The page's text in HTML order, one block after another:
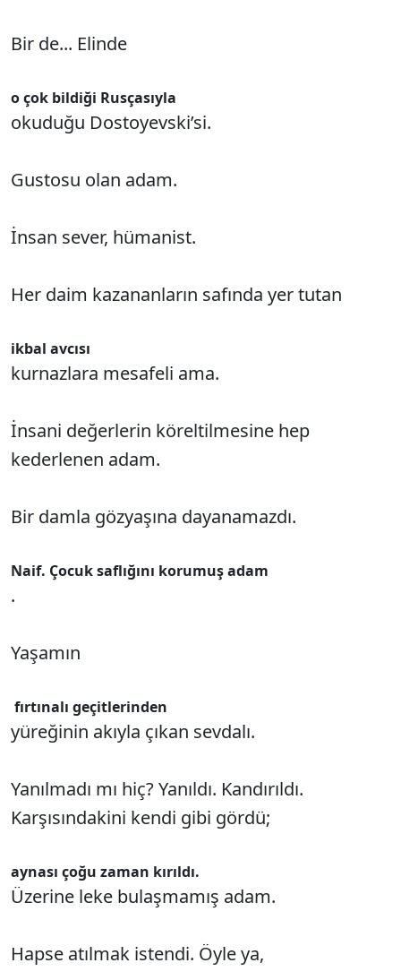
Bir de... Elinde
o çok bildiği Rusçasıyla
okuduğu Dostoyevski’si.
Gustosu olan adam.
İnsan sever, hümanist.
Her daim kazananların safında yer tutan
ikbal avcısı
kurnazlara mesafeli ama.
İnsani değerlerin köreltilmesine hep
kederlenen adam.
Bir damla gözyaşına dayanamazdı.
Naif. Çocuk saflığını korumuş adam
.
Yaşamın
fırtınalı geçitlerinden
yüreğinin akıyla çıkan sevdalı.
Yanılmadı mı hiç? Yanıldı. Kandırıldı.
Karşısındakini kendi gibi gördü;
aynası çoğu zaman kırıldı.
Üzerine leke bulaşmamış adam.
Hapse atılmak istendi. Öyle ya,